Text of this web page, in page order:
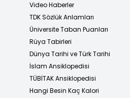
Video Haberler
TDK Sözlük Anlamları
Üniversite Taban Puanları
Rüya Tabirleri
Dünya Tarihi ve Türk Tarihi
İslam Ansiklopedisi
TÜBİTAK Ansiklopedisi
Hangi Besin Kaç Kalori